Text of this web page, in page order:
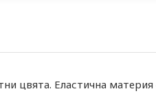
цвята. Еластична